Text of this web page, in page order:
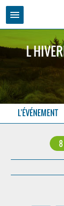
menu
L
L'ÉVÉNEMENT